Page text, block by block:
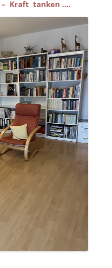
– Kraft tanken ….